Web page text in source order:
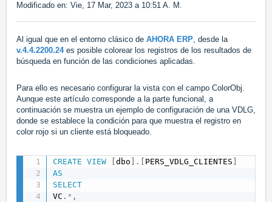
Modificado en: Vie, 17 Mar, 2023 a 10:51 A. M.
Al igual que en el entorno clásico de AHORA ERP, desde la
v.4.4.2200.24es posible colorear los registros de los resultados de
búsqueda en función de las condiciones aplicadas.
Para ello es necesario configurar la vista con el campo ColorObj.
Aunque este artículo corresponde a la parte funcional, a
continuación se muestra un ejemplo de configuración de una VDLG,
donde se establece la condición para que muestra el registro en
color rojo si un cliente está bloqueado.
CREATE VIEW [dbo . PERS_VDLG_CLIENTES
AS
SELECT
VC . * ,